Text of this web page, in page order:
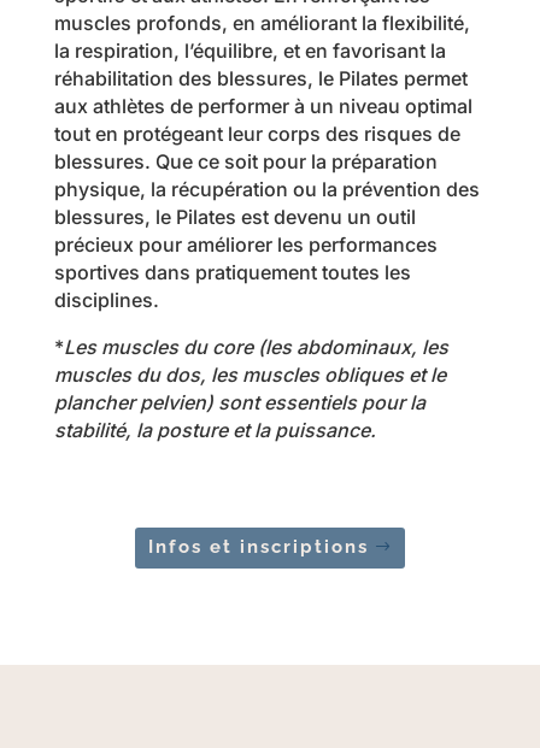
muscles profonds, en améliorant la flexibilité,
la respiration, l’équilibre, et en favorisant la
réhabilitation des blessures, le Pilates permet
aux athlètes de performer à un niveau optimal
tout en protégeant leur corps des risques de
blessures. Que ce soit pour la préparation
physique, la récupération ou la prévention des
blessures, le Pilates est devenu un outil
précieux pour améliorer les performances
sportives dans pratiquement toutes les
disciplines.
*Les muscles du core (les abdominaux, les
muscles du dos, les muscles obliques et le
plancher pelvien) sont essentiels pour la
stabilité, la posture et la puissance.
Infos et inscriptions